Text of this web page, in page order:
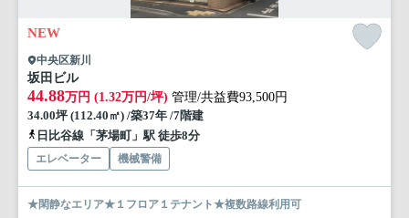
NEW
中央区新川
坂田ビル
44.88万円 (1.32万円/坪) 管理/共益費93,500円
34.00坪 (112.40㎡) /築37年 /7階建
日比谷線「茅場町」駅 徒歩8分
エレベーター 機械警備
★閑静なエリア★１フロア１テナント★複数路線利用可